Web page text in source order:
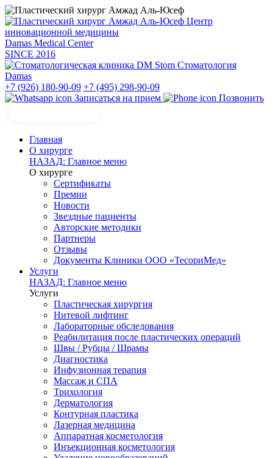
Центр
инновационной медицины
Damas Medical Center
SINCE 2016
Стоматология
Damas
+7 (926) 180-90-09 +7 (495) 298-90-09
Записаться на прием
Позвонить
Главная
О хирурге
НАЗАД: Главное меню
О хирурге
Сертификаты
Премии
Новости
Звездные пациенты
Авторские методики
Партнеры
Отзывы
Документы Клиники ООО «ТесориМед»
Услуги
НАЗАД: Главное меню
Услуги
Пластическая хирургия
Нитевой лифтинг
Лабораторные обследования
Реабилитация после пластических операций
Швы / Рубцы / Шрамы
Диагностика
Инфузионная терапия
Массаж и СПА
Трихология
Дерматология
Контурная пластика
Лазерная медицина
Аппаратная косметология
Инъекционная косметология